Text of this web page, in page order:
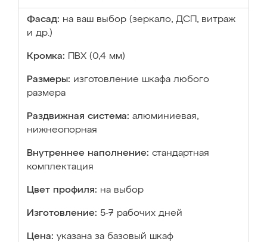
Фасад: на ваш выбор (зеркало, ДСП, витраж
и др.)
Кромка: ПВХ (0,4 мм)
Размеры: изготовление шкафа любого
размера
Раздвижная система: алюминиевая,
нижнеопорная
Внутреннее наполнение: стандартная
комплектация
Цвет профиля: на выбор
Изготовление: 5-7 рабочих дней
Цена: указана за базовый шкаф